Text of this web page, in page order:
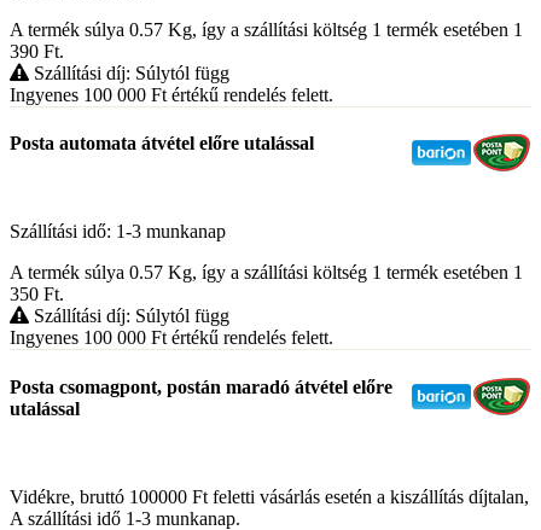
A termék súlya 0.57 Kg, így a szállítási költség 1 termék esetében 1
390 Ft.
Szállítási díj: Súlytól függ
Ingyenes 100 000 Ft értékű rendelés felett.
Posta automata átvétel előre utalással
Szállítási idő: 1-3 munkanap
A termék súlya 0.57 Kg, így a szállítási költség 1 termék esetében 1
350 Ft.
Szállítási díj: Súlytól függ
Ingyenes 100 000 Ft értékű rendelés felett.
Posta csomagpont, postán maradó átvétel előre
utalással
Vidékre, bruttó 100000 Ft feletti vásárlás esetén a kiszállítás díjtalan,
A szállítási idő 1-3 munkanap.